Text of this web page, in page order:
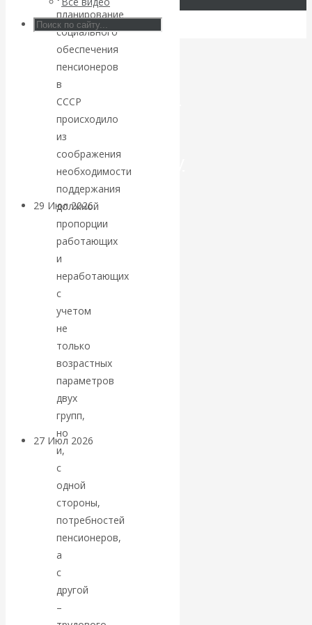
Искусственный
интеллект —
революционный
переход к
посткапитализму
29 Июл 2026Мировая
финансовая олигархия
Валентин
Катасонов.
«Мировые
ростовщики»:
вчера и сегодня
27 Июл 2026
валютная система
Валентин
КАтасонов.
«МЕТОД
ОТМЫВАНИЯ
планирование
социального
обеспечения
пенсионеров
в
СССР
происходило
из
соображения
необходимости
поддержания
должной
пропорции
работающих
и
неработающих
с
учетом
не
только
возрастных
параметров
двух
групп,
но
и,
с
одной
стороны,
потребностей
пенсионеров,
а
с
другой
–